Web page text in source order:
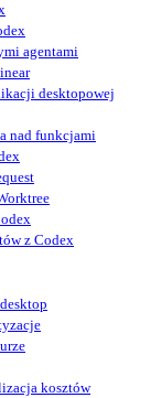
agentami
desktopowej
nad funkcjami
z Codex
kosztów